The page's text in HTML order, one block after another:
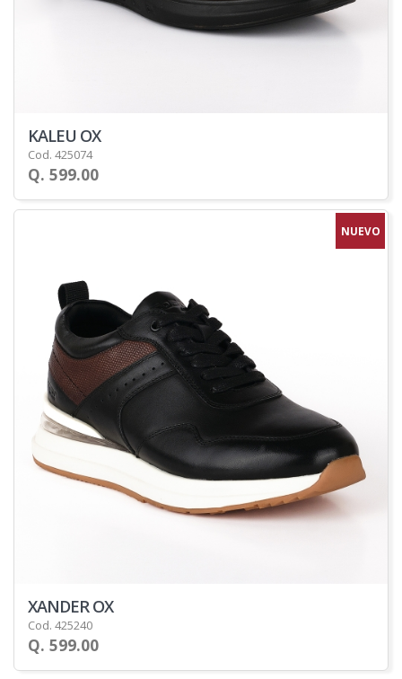
KALEU OX
Cod. 425074
Q. 599.00
NUEVO
XANDER OX
Cod. 425240
Q. 599.00